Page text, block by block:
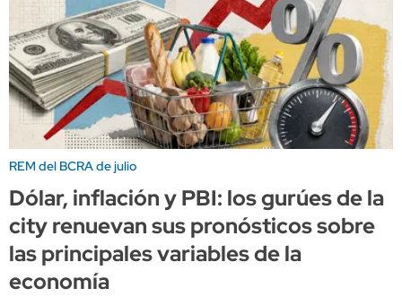
REM del BCRA de julio
Dólar, inflación y PBI: los gurúes de la
city renuevan sus pronósticos sobre
las principales variables de la
economía